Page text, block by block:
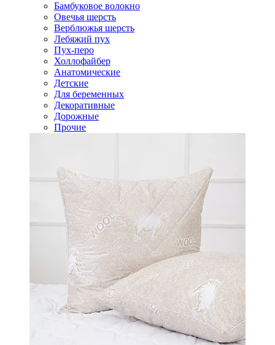
Бамбуковое волокно
Овечья шерсть
Верблюжья шерсть
Лебяжий пух
Пух-перо
Холлофайбер
Анатомические
Детские
Для беременных
Декоративные
Дорожные
Прочие